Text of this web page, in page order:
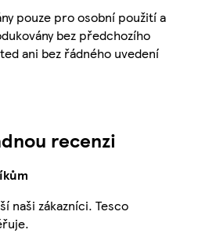
pouze pro osobní použití a
bez předchozího
ani bez řádného uvedení
recenzi
naši zákazníci. Tesco